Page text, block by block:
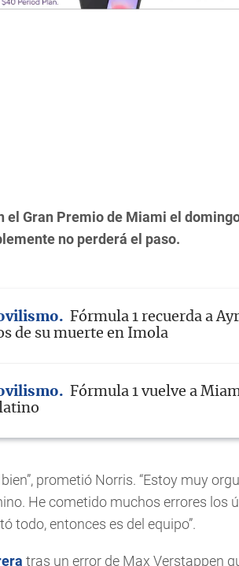
el Gran Premio de Miami el
no perderá el paso.
Fórmula 1 recuerda a
de su muerte en Imola
Fórmula 1 vuelve a
prometió Norris. “Estoy muy
He cometido muchos errores los
todo, entonces es del equipo”.
tras un error de Max Verstappen